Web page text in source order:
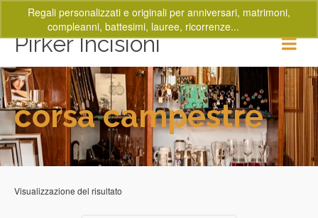
Regali personalizzati e originali per anniversari, matrimoni,
compleanni, battesimi, lauree, ricorrenze...
Pirker Incisioni
corsa campestre
Visualizzazione del risultato